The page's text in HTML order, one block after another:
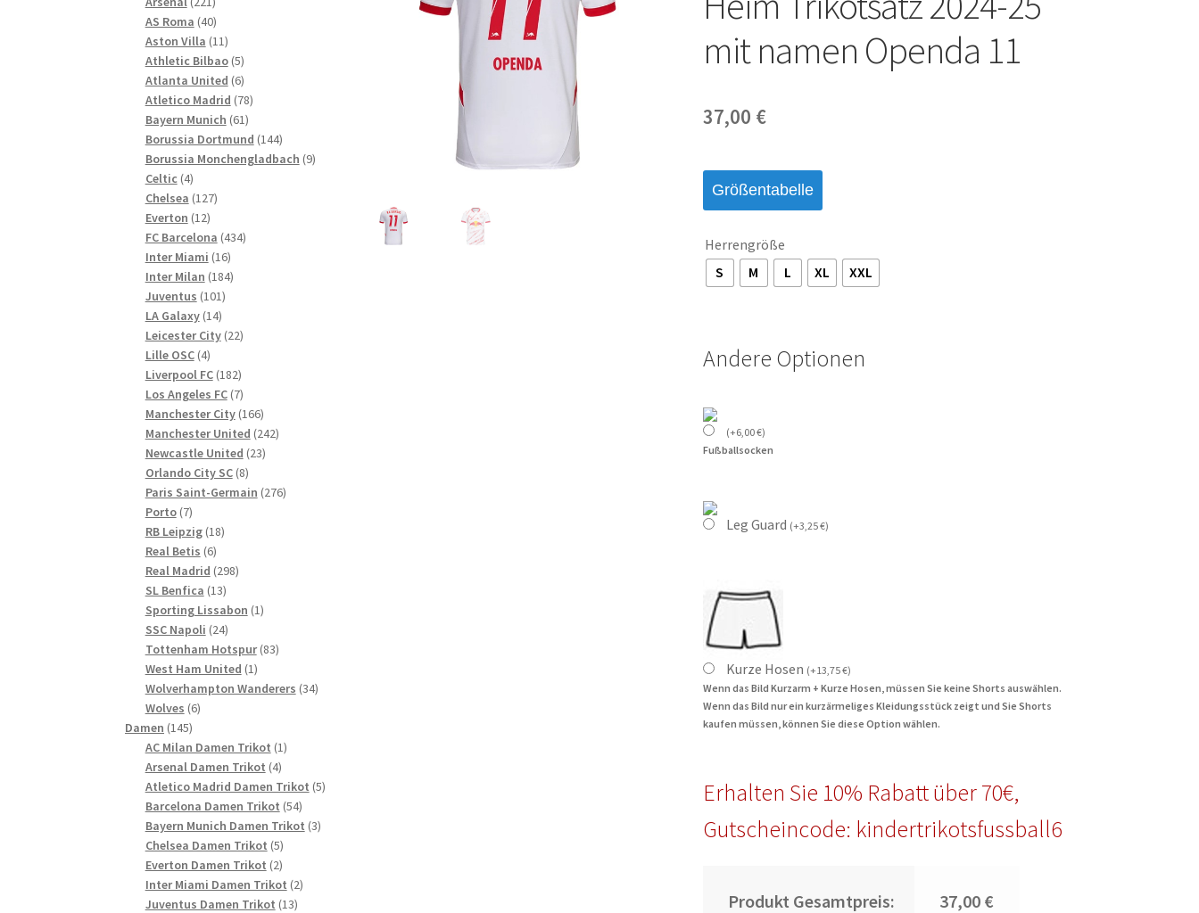
mit namen Openda 11
37,00 €
Größentabelle
Herrengröße
S
M L XL XXL
Andere Optionen
(+6,00€)
Fußballsocken
Leg Guard (+3,25€)
Kurze Hosen (+13,75€)
Wenn das Bild Kurzarm + Kurze Hosen, müssen Sie keine Shorts auswählen.
Wenn das Bild nur ein kurzärmeliges Kleidungsstück zeigt und Sie Shorts
kaufen müssen, können Sie diese Option wählen.
Erhalten Sie 10% Rabatt über 70€,
Gutscheincode: kindertrikotsfussball6
Produkt Gesamtpreis: 37,00 €
Produkte
AS Roma 4040
Produkte
Aston Villa 1111
Produkte
Athletic Bilbao 55
Produkte
Atlanta United 66
Produkte
Atletico Madrid 7878
Bayern Munich 6161
Produkte
Borussia Dortmund 144144
Produkte
Borussia Monchengladbach 99
Celtic 44
Produkte
Chelsea 127127
Everton 1212
Produkte
FC Barcelona 434434
Inter Miami 1616
Produkte
Inter Milan 184184
Juventus 101101
Produkte
LA Galaxy 1414
Produkte
Leicester City 2222
Lille OSC 44
Produkte
Liverpool FC 182182
Produkte
Los Angeles FC 77
Produkte
Manchester City 166166
Produkte
Manchester United 242242
Newcastle United 2323
Orlando City SC 88
Produkte
Paris Saint-Germain 276276
Porto 77
Produkte
RB Leipzig 1818
Real Betis 66
Produkte
Real Madrid 298298
SL Benfica 1313
Produkte
Sporting Lissabon 11
SSC Napoli 2424
Produkte
Tottenham Hotspur 8383
West Ham United 11
Produkt
Wolverhampton Wanderers 3434
Wolves 66
Damen 145145
Produkte
AC Milan Damen Trikot 11
Arsenal Damen Trikot 44
Produkte
Atletico Madrid Damen Trikot 55
Barcelona Damen Trikot 5454
Produkte
Bayern Munich Damen Trikot 33
Chelsea Damen Trikot 55
Produkte
Everton Damen Trikot 22
Produkte
Inter Miami Damen Trikot 22
Juventus Damen Trikot 1313